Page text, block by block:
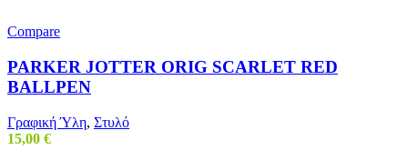
Compare
PARKER JOTTER ORIG SCARLET RED
BALLPEN
Γραφική Ύλη, Στυλό
15,00 €